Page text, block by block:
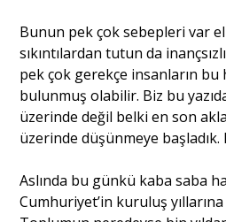
Bunun pek çok sebepleri var
sıkıntılardan tutun da
pek çok gerekçe insanların bu
bulunmuş olabilir. Biz bu
üzerinde değil belki en son
üzerinde düşünmeye başladık.
Aslında bu günkü kaba saba
Cumhuriyet’in kuruluş